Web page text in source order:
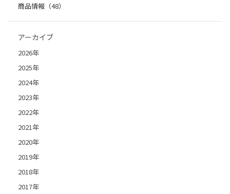
商品情報（48）
アーカイブ
2026年
2025年
2024年
2023年
2022年
2021年
2020年
2019年
2018年
2017年